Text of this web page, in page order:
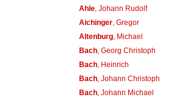
Ahle, Johann Rudolf
Aichinger, Gregor
Altenburg, Michael
Bach, Georg Christoph
Bach, Heinrich
Bach, Johann Christoph
Bach, Johann Michael